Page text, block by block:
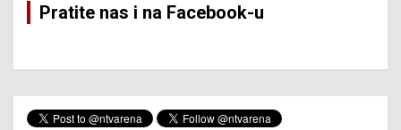
Pratite nas i na Facebook-u